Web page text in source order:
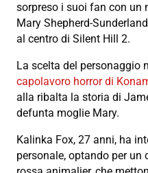
sorpreso i suoi fan con un
Mary Shepherd-
al centro di Silent Hill 2.
La scelta del personaggio
capolavoro horror di
alla ribalta la storia di
defunta moglie Mary.
Kalinka Fox, 27 anni, ha
personale, optando per un